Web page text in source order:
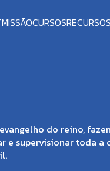
MISSÃOCURSOSRECURSOS
do reino,
e supervisionar toda a